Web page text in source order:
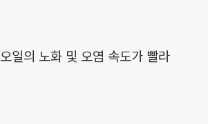
일의 노화 및 오염 속도가 빨라